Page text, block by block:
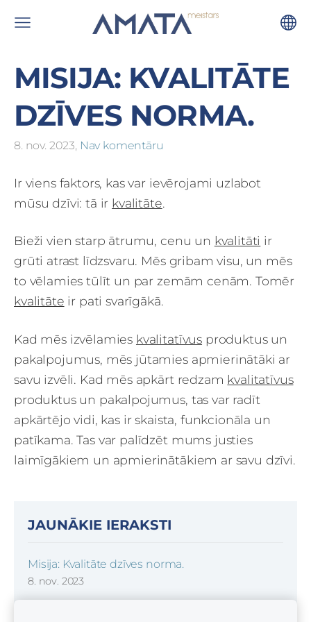
JAUNĀKIE IERAKSTI
Misija: Kvalitāte dzīves norma.
8. nov. 2023
MISIJA: KVALITĀTE
DZĪVES NORMA.
8. nov. 2023, Nav komentāru
Ir viens faktors, kas var ievērojami uzlabot
mūsu dzīvi: tā ir kvalitāte.
Bieži vien starp ātrumu, cenu un kvalitāti ir
grūti atrast līdzsvaru. Mēs gribam visu, un mēs
to vēlamies tūlīt un par zemām cenām. Tomēr
kvalitāte ir pati svarīgākā.
Kad mēs izvēlamies kvalitatīvus produktus un
pakalpojumus, mēs jūtamies apmierinātāki ar
savu izvēli. Kad mēs apkārt redzam kvalitatīvus
produktus un pakalpojumus, tas var radīt
apkārtējo vidi, kas ir skaista, funkcionāla un
patīkama. Tas var palīdzēt mums justies
laimīgākiem un apmierinātākiem ar savu dzīvi.